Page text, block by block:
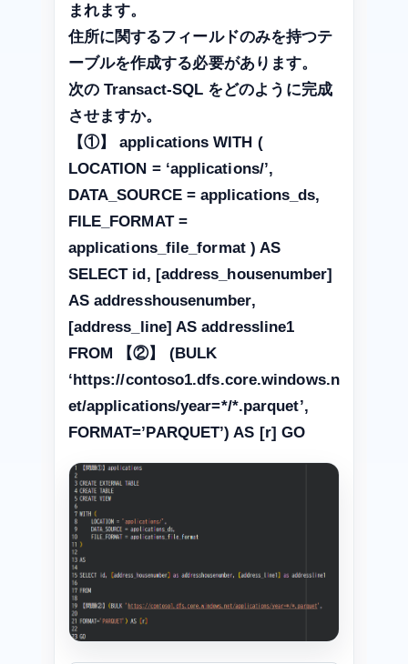
まれます。
住所に関するフィールドのみを持つテ
ーブルを作成する必要があります。
次の Transact-SQL をどのように完成
させますか。
【①】 applications WITH (
LOCATION = ‘applications/’,
DATA_SOURCE = applications_ds,
FILE_FORMAT =
applications_file_format ) AS
SELECT id, [address_housenumber]
AS addresshousenumber,
[address_line] AS addressline1
FROM 【②】 (BULK
‘https://contoso1.dfs.core.windows.n
et/applications/year=*/*.parquet’,
FORMAT=’PARQUET’) AS [r] GO